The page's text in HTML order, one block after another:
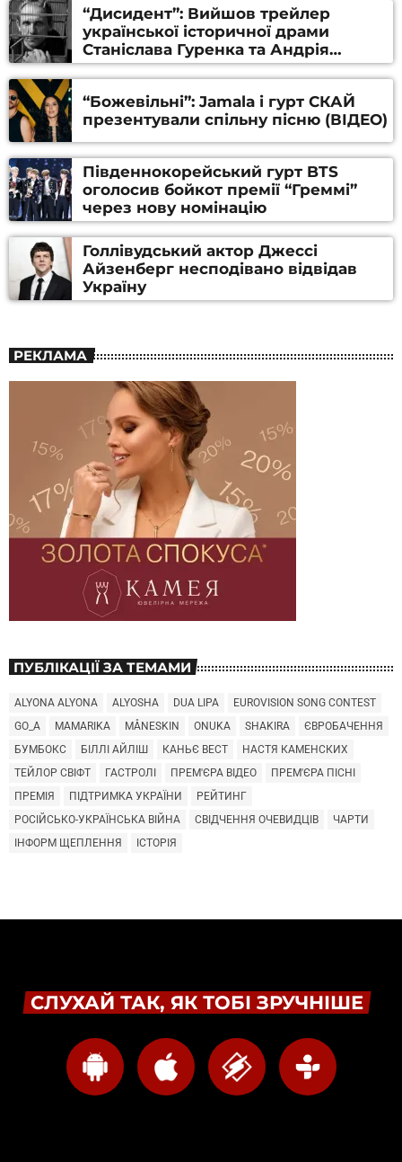
“Дисидент”: Вийшов трейлер
української історичної драми
Станіслава Гуренка та Андрія
Алфьорова (ВІДЕО)
“Божевільні”: Jamala і гурт СКАЙ
презентували спільну пісню (ВІДЕО)
Південнокорейський гурт BTS
оголосив бойкот премії “Греммі”
через нову номінацію
Голлівудський актор Джессі
Айзенберг несподівано відвідав
Україну
РЕКЛАМА
ПУБЛІКАЦІЇ ЗА ТЕМАМИ
ALYONA ALYONA ALYOSHA DUA LIPA
EUROVISION SONG CONTEST
GO_A
MAMARIKA MÅNESKIN ONUKA SHAKIRA
ЄВРОБАЧЕННЯ
БУМБОКС
БІЛЛІ АЙЛІШ КАНЬЄ ВЕСТ
НАСТЯ КАМЕНСКИХ
ТЕЙЛОР СВІФТ
ГАСТРОЛІ ПРЕМ'ЄРА ВІДЕО
ПРЕМ'ЄРА ПІСНІ
ПРЕМІЯ
ПІДТРИМКА УКРАЇНИ
РЕЙТИНГ
РОСІЙСЬКО-УКРАЇНСЬКА ВІЙНА
СВІДЧЕННЯ ОЧЕВИДЦІВ
ЧАРТИ
ІНФОРМ ЩЕПЛЕННЯ
ІСТОРІЯ
СЛУХАЙ ТАК, ЯК ТОБІ ЗРУЧНІШЕ